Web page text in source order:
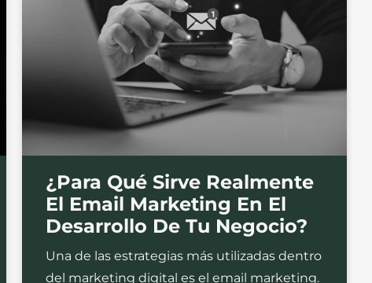
¿Para Qué Sirve Realmente
El Email Marketing En El
Desarrollo De Tu Negocio?
Una de las estrategias más utilizadas dentro
del marketing digital es el email marketing.